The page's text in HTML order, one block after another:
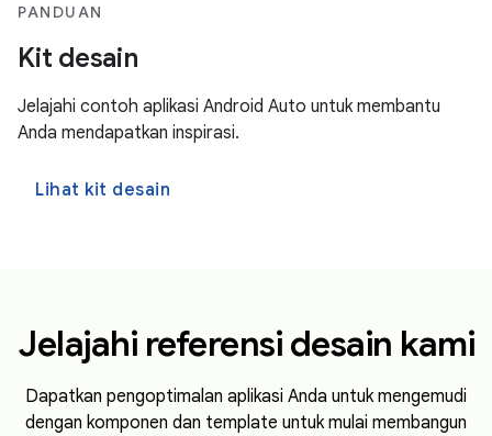
PANDUAN
Kit desain
Jelajahi contoh aplikasi Android Auto untuk membantu
Anda mendapatkan inspirasi.
Lihat kit desain
Jelajahi referensi desain kami
Dapatkan pengoptimalan aplikasi Anda untuk mengemudi
dengan komponen dan template untuk mulai membangun